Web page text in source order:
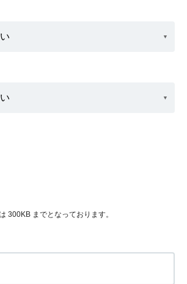
300KB までとなっております。